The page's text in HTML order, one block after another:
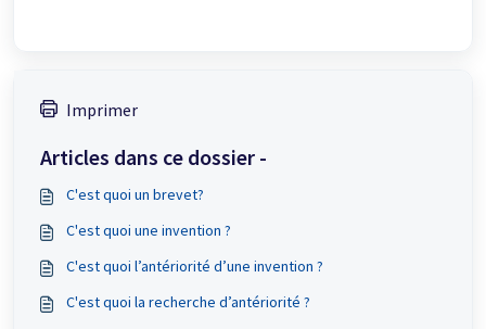
Imprimer
Articles dans ce dossier -
C'est quoi un brevet?
C'est quoi une invention ?
C'est quoi l’antériorité d’une invention ?
C'est quoi la recherche d’antériorité ?